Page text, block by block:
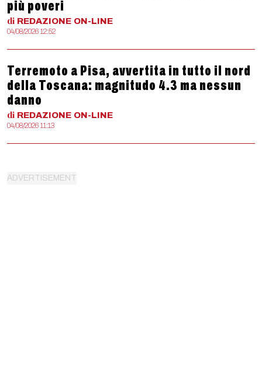
più poveri
di REDAZIONE ON-LINE
04/08/2026 12:52
Terremoto a Pisa, avvertita in tutto il nord
della Toscana: magnitudo 4.3 ma nessun
danno
di REDAZIONE ON-LINE
04/08/2026 11:13